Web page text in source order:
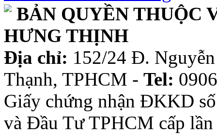
BẢN QUYỀN THUỘC
HƯNG THỊNH
Địa chỉ: 152/24 Đ.
Thạnh, TPHCM - Tel:
Giấy chứng nhận ĐKKD
và Đầu Tư TPHCM cấp